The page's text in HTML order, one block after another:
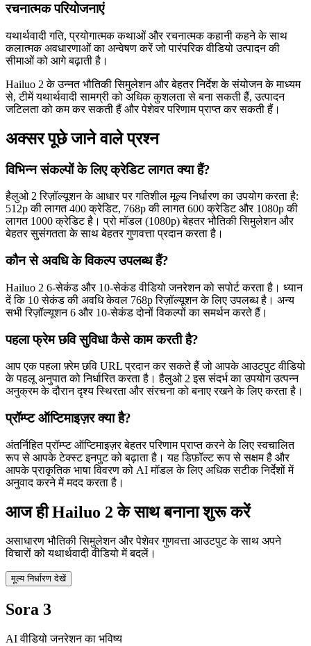
रचनात्मक परियोजनाएं
यथार्थवादी गति, प्रयोगात्मक कथाओं और रचनात्मक कहानी कहने के साथ
कलात्मक अवधारणाओं का अन्वेषण करें जो पारंपरिक वीडियो उत्पादन की
सीमाओं को आगे बढ़ाती है।
Hailuo 2 के उन्नत भौतिकी सिमुलेशन और बेहतर निर्देश के संयोजन के माध्यम
से, टीमें यथार्थवादी सामग्री को अधिक कुशलता से बना सकती हैं, उत्पादन
जटिलता को कम कर सकती हैं और पेशेवर परिणाम प्राप्त कर सकती हैं।
अक्सर पूछे जाने वाले प्रश्न
विभिन्न संकल्पों के लिए क्रेडिट लागत क्या हैं?
हैलुओ 2 रिज़ॉल्यूशन के आधार पर गतिशील मूल्य निर्धारण का उपयोग करता है:
512p की लागत 400 क्रेडिट, 768p की लागत 600 क्रेडिट और 1080p की
लागत 1000 क्रेडिट है। प्रो मॉडल (1080p) बेहतर भौतिकी सिमुलेशन और
बेहतर सुसंगतता के साथ बेहतर गुणवत्ता प्रदान करता है।
कौन से अवधि के विकल्प उपलब्ध हैं?
Hailuo 2 6-सेकंड और 10-सेकंड वीडियो जनरेशन को सपोर्ट करता है। ध्यान
दें कि 10 सेकंड की अवधि केवल 768p रिज़ॉल्यूशन के लिए उपलब्ध है। अन्य
सभी रिज़ॉल्यूशन 6 और 10-सेकंड दोनों विकल्पों का समर्थन करते हैं।
पहला फ्रेम छवि सुविधा कैसे काम करती है?
आप एक पहला फ़्रेम छवि URL प्रदान कर सकते हैं जो आपके आउटपुट वीडियो
के पहलू अनुपात को निर्धारित करता है। हैलुओ 2 इस संदर्भ का उपयोग उत्पन्न
अनुक्रम के दौरान दृश्य स्थिरता और संरचना को बनाए रखने के लिए करता है।
प्रॉम्प्ट ऑप्टिमाइज़र क्या है?
अंतर्निहित प्रॉम्प्ट ऑप्टिमाइज़र बेहतर परिणाम प्राप्त करने के लिए स्वचालित
रूप से आपके टेक्स्ट इनपुट को बढ़ाता है। यह डिफ़ॉल्ट रूप से सक्षम है और
आपके प्राकृतिक भाषा विवरण को AI मॉडल के लिए अधिक सटीक निर्देशों में
अनुवाद करने में मदद करता है।
आज ही Hailuo 2 के साथ बनाना शुरू करें
असाधारण भौतिकी सिमुलेशन और पेशेवर गुणवत्ता आउटपुट के साथ अपने
विचारों को यथार्थवादी वीडियो में बदलें।
मूल्य निर्धारण देखें
Sora 3
AI वीडियो जनरेशन का भविष्य